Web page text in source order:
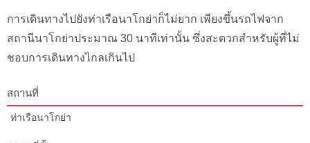
การเดินทางไปยังท่าเรือนาโกย่าก็ไม่ยาก เพียงขึ้นรถไฟจาก
สถานีนาโกย่าประมาณ 30 นาทีเท่านั้น ซึ่งสะดวกสำหรับผู้ที่ไม่
ชอบการเดินทางไกลเกินไป
สถานที่
ท่าเรือนาโกย่า